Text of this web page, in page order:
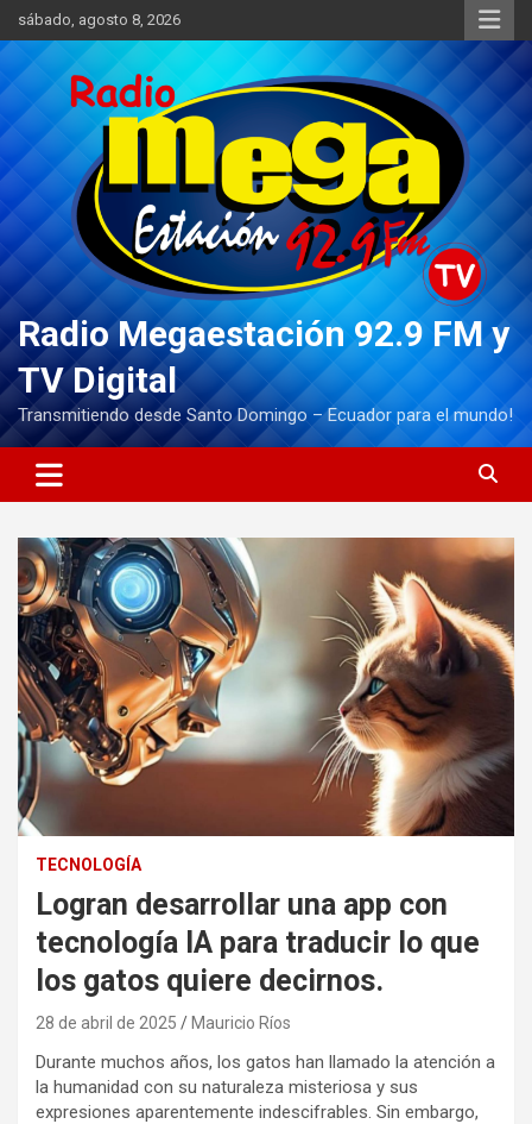
Saltar
al
contenido
sábado, agosto 8, 2026
Radio Megaestación 92.9 FM y
TV Digital
Transmitiendo desde Santo Domingo – Ecuador para el mundo!
TECNOLOGÍA
Logran desarrollar una app con
tecnología IA para traducir lo que
los gatos quiere decirnos.
28 de abril de 2025 Mauricio Ríos
Durante muchos años, los gatos han llamado la atención a
la humanidad con su naturaleza misteriosa y sus
expresiones aparentemente indescifrables. Sin embargo,